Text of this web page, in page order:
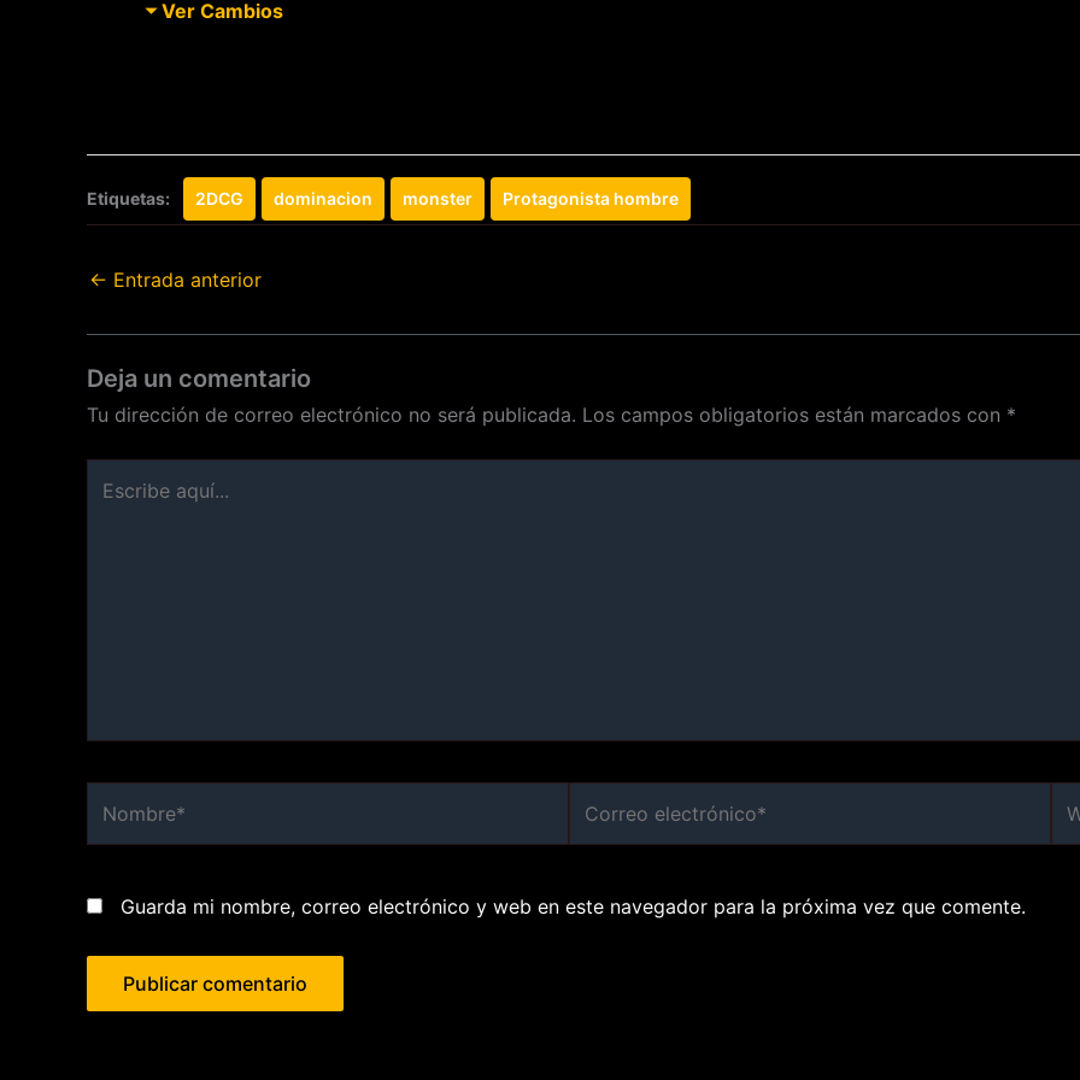
Ver Cambios
Etiquetas: 2DCG dominacion monster Protagonista hombre
← Entrada anterior
Deja un comentario
Tu dirección de correo electrónico no será publicada. Los campos obligatorios están marcados con *
aquí...
electrónico*
Guarda mi nombre, correo electrónico y web en este navegador para la próxima vez que comente.